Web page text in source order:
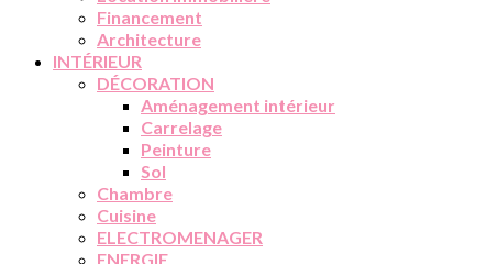
Financement
Architecture
INTÉRIEUR
DÉCORATION
Aménagement intérieur
Carrelage
Peinture
Sol
Chambre
Cuisine
ELECTROMENAGER
ENERGIE